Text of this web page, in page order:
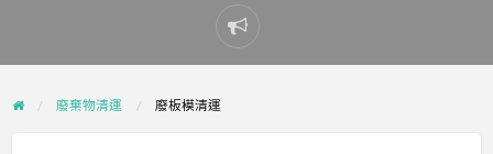
Report
problem
廢棄物清運 廢板模清運